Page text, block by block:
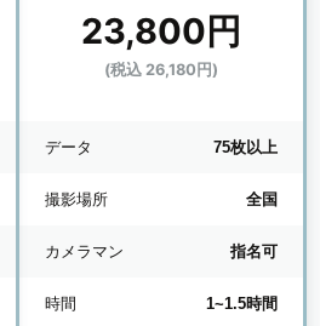
23,800円
(税込 26,180円)
データ 75枚以上
撮影場所 全国
カメラマン 指名可
時間 1~1.5時間